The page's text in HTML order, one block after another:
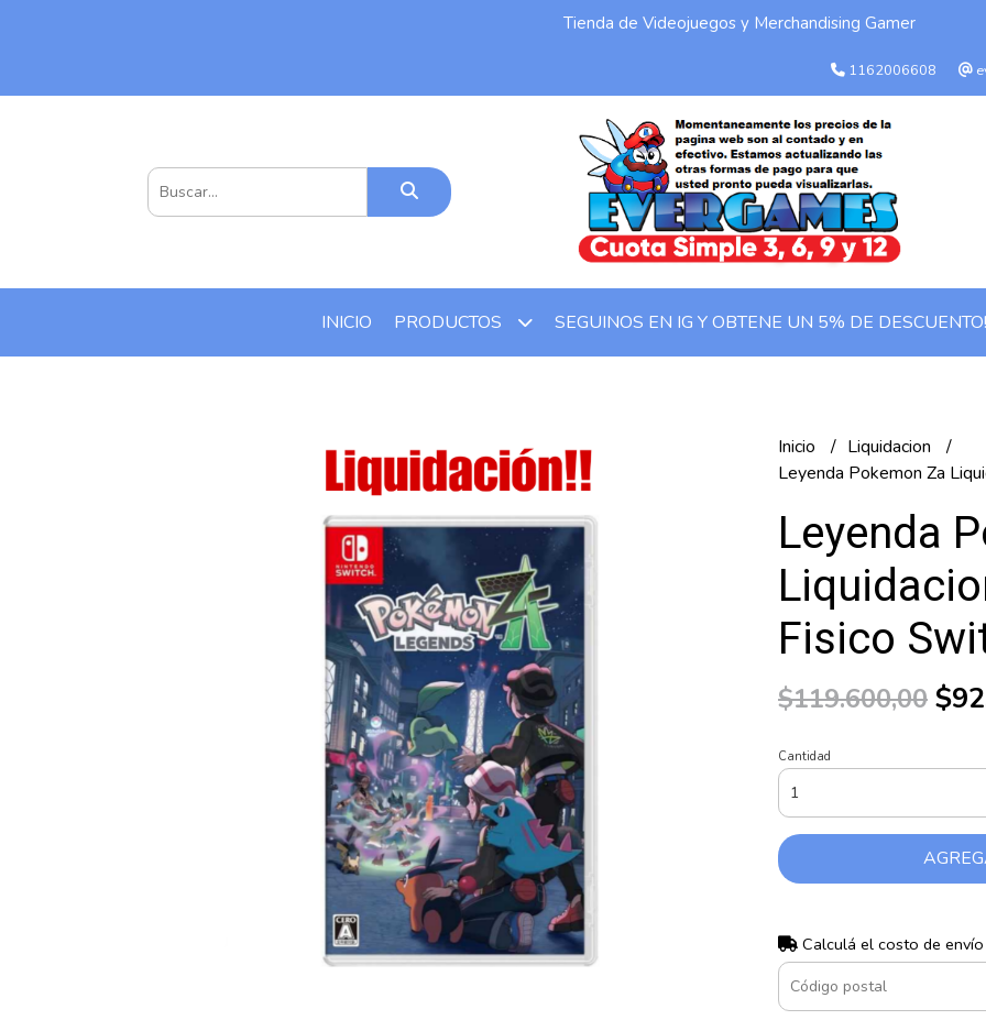
Tienda de Videojuegos y Merchandising Gamer
1162006608
INICIO PRODUCTOS SEGUINOS EN IG Y OBTENE UN 5% DE DESCUENTO!
Inicio
Liquidacion
Leyenda Pokemon Za
Leyenda
Fisico
$119.600,00
Cantidad
Calculá el costo de envío